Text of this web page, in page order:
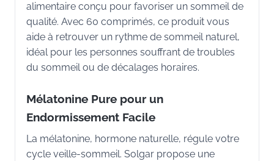
alimentaire conçu pour favoriser un sommeil de
qualité. Avec 60 comprimés, ce produit vous
aide à retrouver un rythme de sommeil naturel,
idéal pour les personnes souffrant de troubles
du sommeil ou de décalages horaires.
Mélatonine Pure pour un
Endormissement Facile
La mélatonine, hormone naturelle, régule votre
cycle veille-sommeil. Solgar propose une